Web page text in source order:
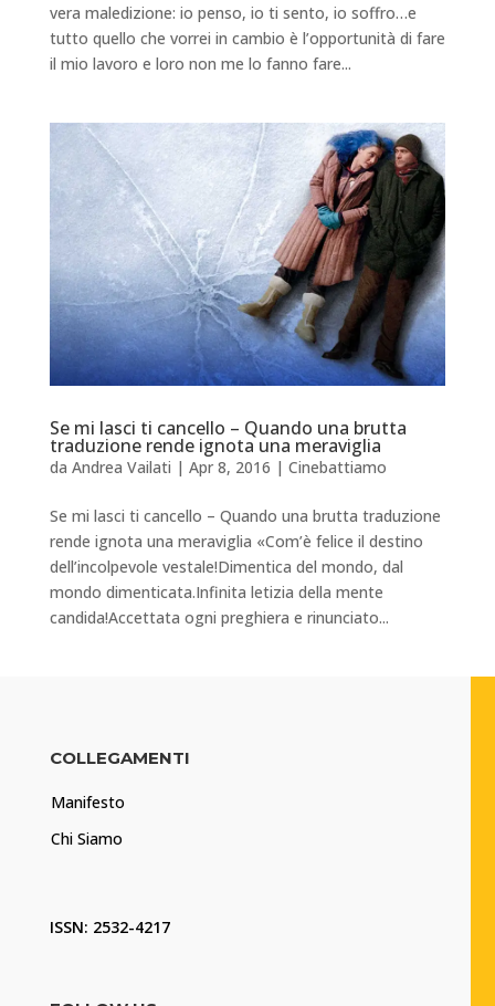
vera maledizione: io penso, io ti sento, io soffro…e
tutto quello che vorrei in cambio è l’opportunità di fare
il mio lavoro e loro non me lo fanno fare...
Se mi lasci ti cancello – Quando una brutta
traduzione rende ignota una meraviglia
da Andrea Vailati | Apr 8, 2016 | Cinebattiamo
Se mi lasci ti cancello – Quando una brutta traduzione
rende ignota una meraviglia «Com’è felice il destino
dell’incolpevole vestale!Dimentica del mondo, dal
mondo dimenticata.Infinita letizia della mente
candida!Accettata ogni preghiera e rinunciato...
COLLEGAMENTI
Manifesto
Chi Siamo
ISSN: 2532-4217